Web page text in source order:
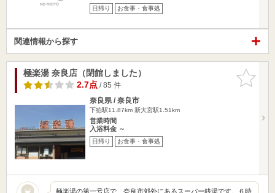
日帰り お食事・食事処
関連情報から探す
お気に入
りに追加
極楽湯 奈良店（閉館しました）
2.7点/ 85 件
奈良県 / 奈良市
下狛駅11.87km 新大宮駅1.51km
営業時間
入浴料金 ～
日帰り お食事・食事処
極楽湯の第一号店で、奈良市郊外にあるスーパー銭湯です。６時